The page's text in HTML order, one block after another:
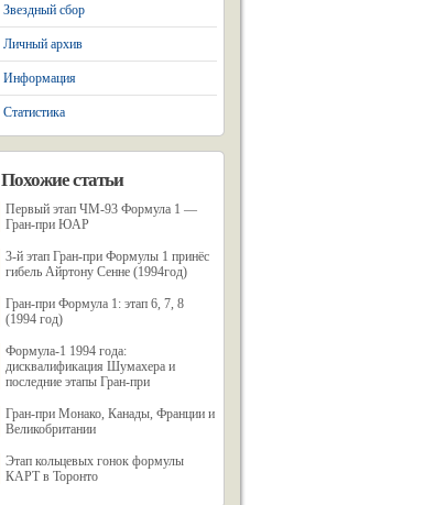
Звездный сбор
Личный архив
Информация
Статистика
Похожие статьи
Первый этап ЧМ-93 Формула 1 —
Гран-при ЮАР
3-й этап Гран-при Формулы 1 принёс
гибель Айртону Сенне (1994год)
Гран-при Формула 1: этап 6, 7, 8
(1994 год)
Формула-1 1994 года:
дисквалификация Шумахера и
последние этапы Гран-при
Гран-при Монако, Канады, Франции и
Великобритании
Этап кольцевых гонок формулы
КАРТ в Торонто